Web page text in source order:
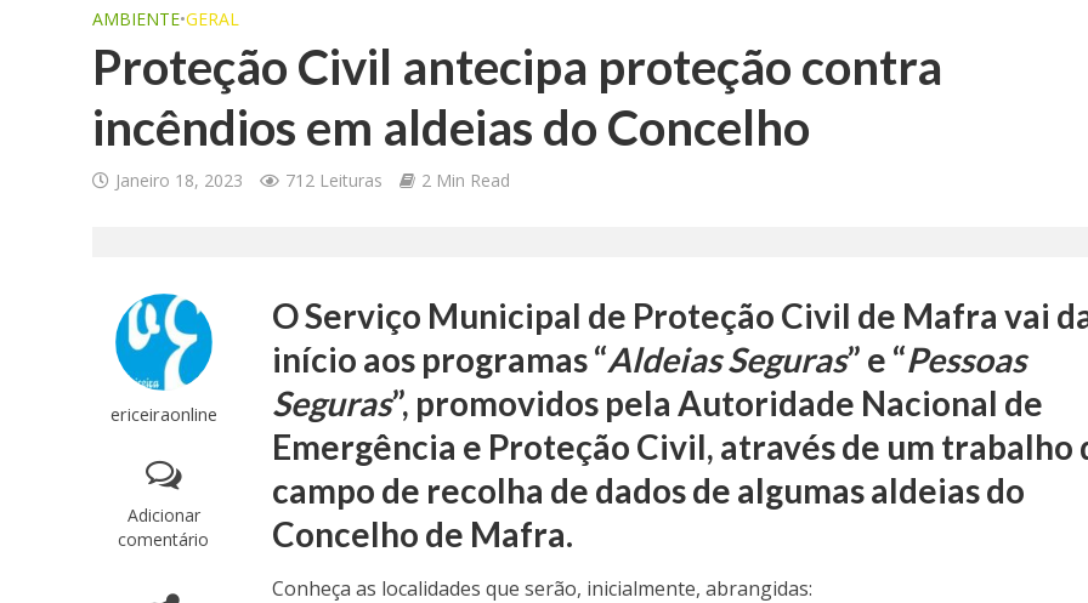
AMBIENTE•GERAL
Proteção Civil antecipa proteção contra
incêndios em aldeias do Concelho
Janeiro 18, 2023 712 Leituras 2 Min Read
ericeiraonline
Adicionar
comentário
O Serviço Municipal de Proteção Civil de Mafra vai
início aos programas “Aldeias Seguras” e “Pessoas
Seguras”, promovidos pela Autoridade Nacional de
Emergência e Proteção Civil, através de um trabalho
campo de recolha de dados de algumas aldeias do
Concelho de Mafra.
Conheça as localidades que serão, inicialmente, abrangidas: